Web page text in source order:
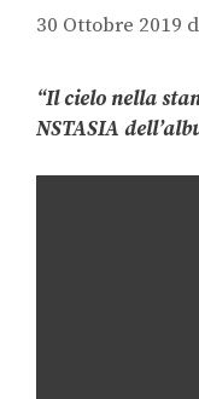
30 Ottobre 2019
“Il cielo nella
NSTASIA